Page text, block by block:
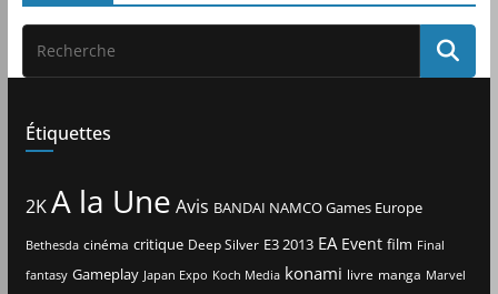
Étiquettes
2KA la Une Avis BANDAI NAMCO Games Europe
Bethesda cinéma critique Deep Silver E3 2013 EA Event film Final
fantasy Gameplay Japan Expo Koch Media konami livre manga Marvel